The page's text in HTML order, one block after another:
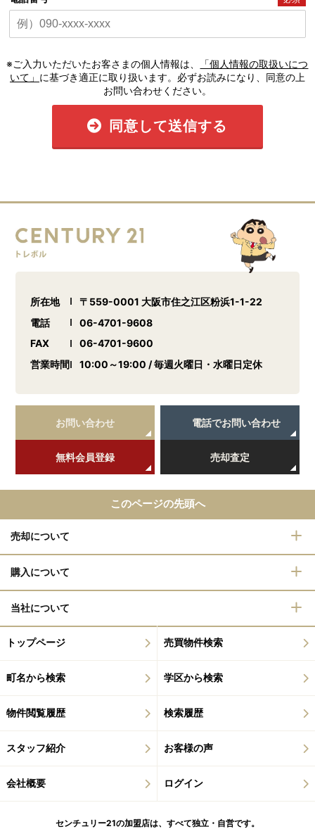
※ご入力いただいたお客さまの個人情報は、
「個人情報の取扱いにつ
いて」 に基づき適正に取り扱います。必ずお読みになり、同意の上
お問い合わせください。
同意して送信する
所在地
〒559-0001 大阪市住之江区粉浜1-1-22
電話
06-4701-9608
FAX
06-4701-9600
営業時間
10:00～19:00 / 毎週火曜日・水曜日定休
お問い合わせ 電話でお問い合わせ
無料会員登録 売却査定
このページの先頭へ
売却について
購入について
当社について
トップページ 売買物件検索
町名から検索 学区から検索
物件閲覧履歴 検索履歴
スタッフ紹介 お客様の声
会社概要 ログイン
センチュリー21の加盟店は、すべて独立・自営です。